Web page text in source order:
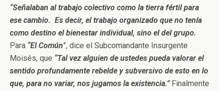
“Señalaban al trabajo colectivo como la tierra fértil para
ese cambio. Es decir, el trabajo organizado que no tenía
como destino el bienestar individual, sino el del grupo.
Para “El Común”, dice el Subcomandante Insurgente
Moisés, que “Tal vez alguien de ustedes pueda valorar el
sentido profundamente rebelde y subversivo de esto en lo
que, para no variar, nos jugamos la existencia.” Finalmente